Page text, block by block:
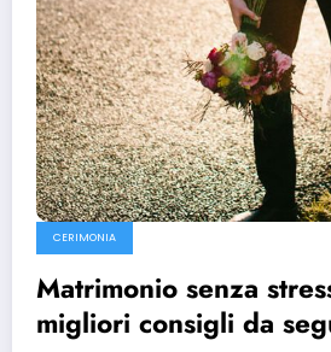
CERIMONIA
Matrimonio senza
migliori consigli da